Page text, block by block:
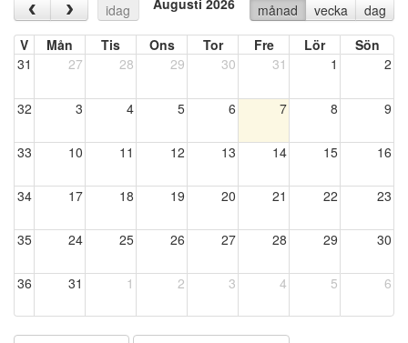
‹ › idag månad vecka
dag
V
Mån Tis Ons Tor Fre Lör
Sön
31
27 28 29 30 31 1 2
32 3 4 5 6 7 8 9
33 10 11 12 13 14 15 16
34 17 18 19 20 21 22 23
35 24 25 26 27 28 29 30
36 31 1 2 3 4 5 6